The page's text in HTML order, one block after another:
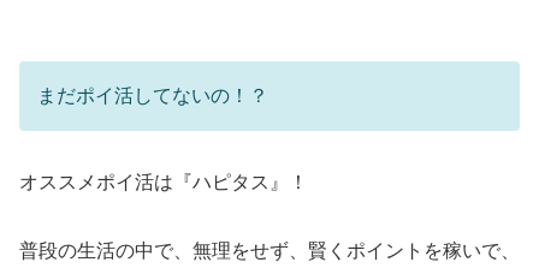
まだポイ活してないの！？
オススメポイ活は『ハピタス』！
普段の生活の中で、無理をせず、賢くポイントを稼いで、